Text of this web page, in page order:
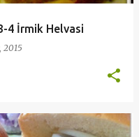
4 İrmik Helvasi
2015